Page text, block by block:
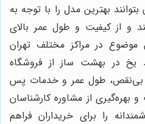
بهترین مدل را با توجه به
و از کیفیت و طول عمر بالای
موضوع در مراکز مختلف تهران
یخ در بهشت ساز از فروشگاه
بی‌نقص، طول عمر و خدمات پس
از مشاوره کارشناسان
را برای خریداران فراهم